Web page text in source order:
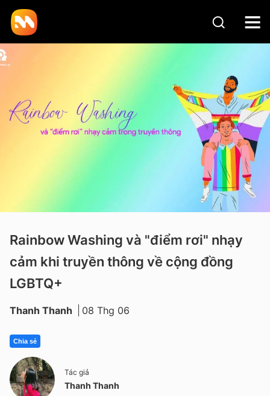
Rainbow Washing và "điểm rơi" nhạy
cảm khi truyền thông về cộng đồng
LGBTQ+
Thanh Thanh 08 Thg 06
Chia sẻ
Tác giả
Thanh Thanh